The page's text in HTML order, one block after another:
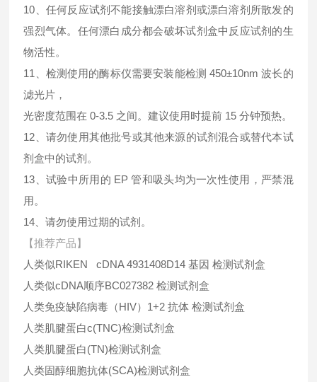
10、任何反应试剂不能接触漂白溶剂或漂白溶剂所散发的
强烈气体。任何漂白成分都会破坏试剂盒中反应试剂的生
物活性。
11、检测使用的酶标仪需要安装能检测 450±10nm 波长的
滤光片，
光密度范围在 0-3.5 之间。建议使用时提前 15 分钟预热。
12、请勿使用其他批号或其他来源的试剂混合或替代本试
剂盒中的试剂。
13、试验中所用的 EP 管和吸头均为一次性使用，严禁混
用。
14、请勿使用过期的试剂。
【推荐产品】
人类似RIKEN cDNA 4931408D14 基因 检测试剂盒
人类似cDNA顺序BC027382 检测试剂盒
人类免疫缺陷病毒（HIV）1+2 抗体 检测试剂盒
人类肌腱蛋白c(TNC)检测试剂盒
人类肌腱蛋白(TN)检测试剂盒
人类固醇细胞抗体(SCA)检测试剂盒